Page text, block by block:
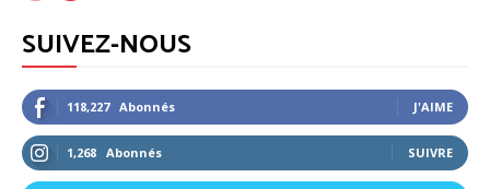
SUIVEZ-NOUS
118,227 Abonnés J'AIME
1,268 Abonnés SUIVRE